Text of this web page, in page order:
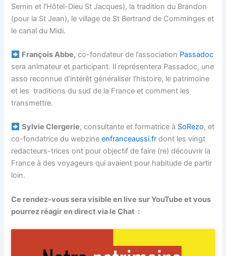
Sernin et l’Hôtel-Dieu St Jacques), la tradition du Brandon
(pour la St Jean), le village de St Bertrand de Comminges et
le canal du Midi.
François Abbe, co-fondateur de l’association Passadoc
sera animateur et participant. Il représentera Passadoc, une
asso reconnue d’intérêt généraliser l’histoire, le patrimoine
et les traditions du sud de la France et comment les
transmettre.
Sylvie Clergerie, consultante et formatrice à SoRezo, et
co-fondatrice du webzineenfranceaussi.fr dont les vingt
redacteurs-trices ont pour objectif de faire (re) découvrir la
France à des voyageurs qui avaient pour habitude de partir
loin.
Ce rendez-vous sera visible en live sur YouTube et vous
pourrez réagir en direct via le Chat :